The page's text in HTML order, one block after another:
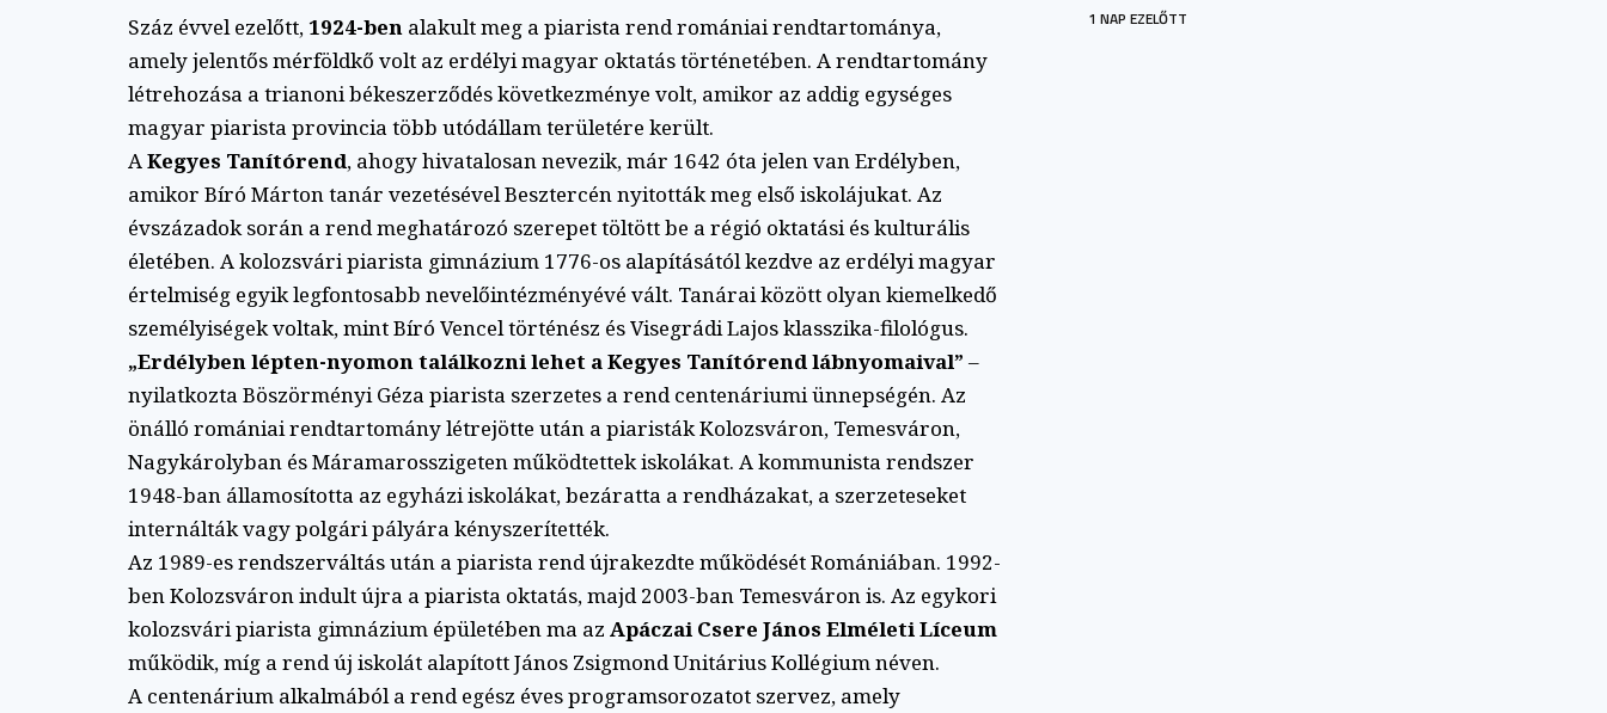
Száz évvel ezelőtt, 1924-ben alakult meg a piarista rend romániai rendtartománya,
amely jelentős mérföldkő volt az erdélyi magyar oktatás történetében. A rendtartomány
létrehozása a trianoni békeszerződés következménye volt, amikor az addig egységes
magyar piarista provincia több utódállam területére került.
AKegyes Tanítórend, ahogy hivatalosan nevezik, már 1642 óta jelen van Erdélyben,
amikor Bíró Márton tanár vezetésével Besztercén nyitották meg első iskolájukat. Az
évszázadok során a rend meghatározó szerepet töltött be a régió oktatási és kulturális
életében. A kolozsvári piarista gimnázium 1776-os alapításától kezdve az erdélyi magyar
értelmiség egyik legfontosabb nevelőintézményévé vált. Tanárai között olyan kiemelkedő
személyiségek voltak, mint Bíró Vencel történész és Visegrádi Lajos klasszika-filológus.
„Erdélyben lépten-nyomon találkozni lehet a Kegyes Tanítórend lábnyomaival” –
nyilatkozta Böszörményi Géza piarista szerzetes a rend centenáriumi ünnepségén. Az
önálló romániai rendtartomány létrejötte után a piaristák Kolozsváron, Temesváron,
Nagykárolyban és Máramarosszigeten működtettek iskolákat. A kommunista rendszer
1948-ban államosította az egyházi iskolákat, bezáratta a rendházakat, a szerzeteseket
internálták vagy polgári pályára kényszerítették.
Az 1989-es rendszerváltás után a piarista rend újrakezdte működését Romániában. 1992-
ben Kolozsváron indult újra a piarista oktatás, majd 2003-ban Temesváron is. Az egykori
kolozsvári piarista gimnázium épületében ma az Apáczai Csere János Elméleti Líceum
működik, míg a rend új iskolát alapított János Zsigmond Unitárius Kollégium néven.
A centenárium alkalmából a rend egész éves programsorozatot szervez, amely
1 NAP EZELŐTT